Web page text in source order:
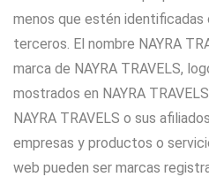
menos que estén
terceros. El nombre NAYRA
marca de NAYRA TRAVELS,
mostrados en NAYRA
NAYRA TRAVELS o sus
empresas y productos o
web pueden ser marcas